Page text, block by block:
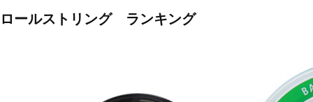
ロールストリング ランキング